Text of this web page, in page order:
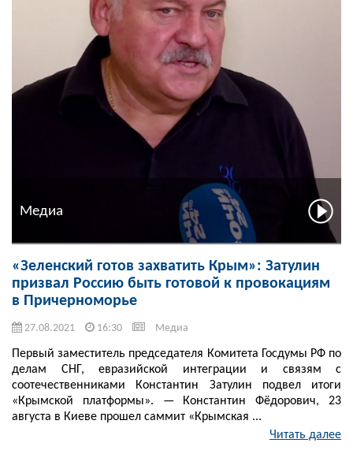
Медиа
«Зеленский готов захватить Крым»: Затулин
призвал Россию быть готовой к провокациям
в Причерноморье
27.08.2021 16:30 Медиа
Первый заместитель председателя Комитета Госдумы РФ по
делам СНГ, евразийской интеграции и связям с
соотечественниками Константин Затулин подвел итоги
«Крымской платформы». — Константин Фёдорович, 23
августа в Киеве прошел саммит «Крымская ...
Читать далее